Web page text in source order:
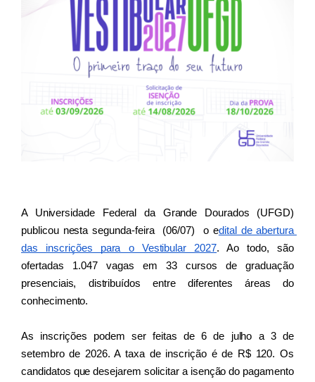
A Universidade Federal da Grande Dourados (UFGD)
publicou nesta segunda-feira  (06/07)  o edital de abertura
das inscrições para o Vestibular 2027. Ao todo, são
ofertadas 1.047 vagas em 33 cursos de graduação
presenciais, distribuídos entre diferentes áreas do
conhecimento.
As inscrições podem ser feitas de 6 de julho a 3 de
setembro de 2026. A taxa de inscrição é de R$ 120. Os
candidatos que desejarem solicitar a isenção do pagamento